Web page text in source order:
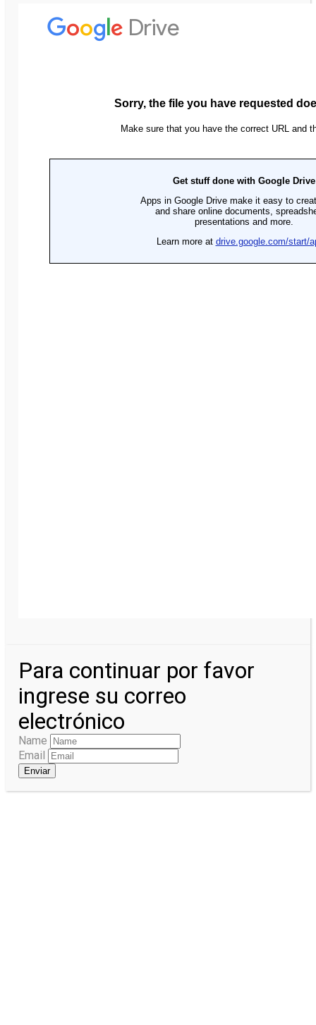
Para continuar por favor
ingrese su correo
electrónico
Name
Email
Enviar